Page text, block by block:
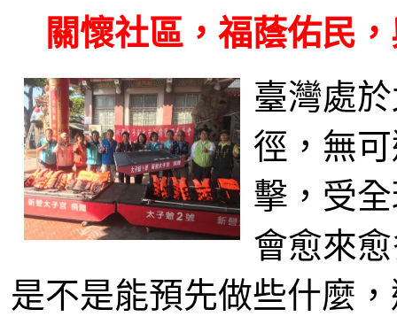
關懷社區，福蔭佑民
臺灣處
徑，無
擊，受
會愈來
是不是能預先做些什麼